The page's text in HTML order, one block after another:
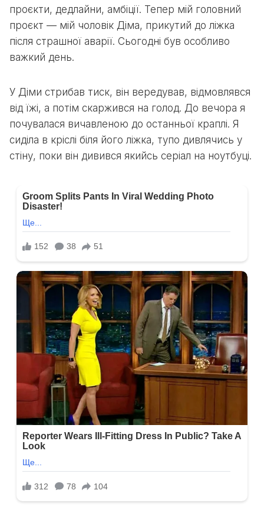
проєкти, дедлайни, амбіції. Тепер мій головний
проєкт — мій чоловік Діма, прикутий до ліжка
після страшної аварії. Сьогодні був особливо
важкий день.
У Діми стрибав тиск, він вередував, відмовлявся
від їжі, а потім скаржився на голод. До вечора я
почувалася вичавленою до останньої краплі. Я
сиділа в кріслі біля його ліжка, тупо дивлячись у
стіну, поки він дивився якийсь серіал на ноутбуці.